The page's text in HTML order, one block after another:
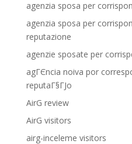
agenzia sposa per
agenzia sposa per
reputazione
agenzie sposate per
agГЄncia noiva por
reputaГ§ГЈo
AirG review
AirG visitors
airg-inceleme visitors